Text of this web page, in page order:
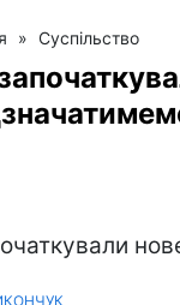
» Суспільство